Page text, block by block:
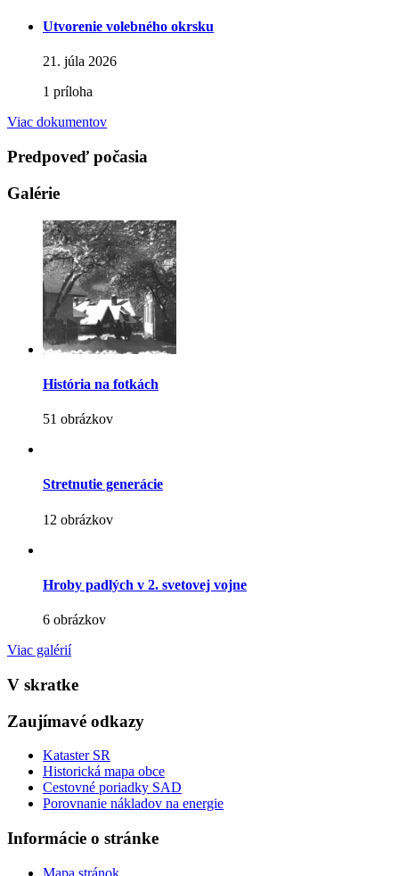
Utvorenie volebného okrsku
21. júla 2026
1 príloha
Viac dokumentov
Predpoveď počasia
Galérie
História na fotkách
51 obrázkov
Stretnutie generácie
12 obrázkov
Hroby padlých v 2. svetovej vojne
6 obrázkov
Viac galérií
V skratke
Zaujímavé odkazy
Kataster SR
Historická mapa obce
Cestovné poriadky SAD
Porovnanie nákladov na energie
Informácie o stránke
Mapa stránok